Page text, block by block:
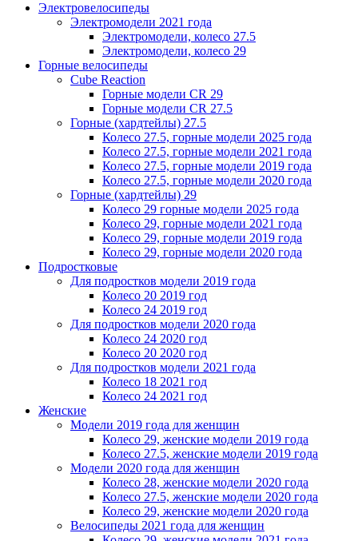
Электровелосипеды
Электромодели 2021 года
Электромодели, колесо 27.5
Электромодели, колесо 29
Горные велосипеды
Cube Reaction
Горные модели CR 29
Горные модели CR 27.5
Горные (хардтейлы) 27.5
Колесо 27.5, горные модели 2025 года
Колесо 27.5, горные модели 2021 года
Колесо 27.5, горные модели 2019 года
Колесо 27.5, горные модели 2020 года
Горные (хардтейлы) 29
Колесо 29 горные модели 2025 года
Колесо 29, горные модели 2021 года
Колесо 29, горные модели 2019 года
Колесо 29, горные модели 2020 года
Подростковые
Для подростков модели 2019 года
Колесо 20 2019 год
Колесо 24 2019 год
Для подростков модели 2020 года
Колесо 24 2020 год
Колесо 20 2020 год
Для подростков модели 2021 года
Колесо 18 2021 год
Колесо 24 2021 год
Женскиe
Модели 2019 года для женщин
Колесо 29, женские модели 2019 года
Колесо 27.5, женские модели 2019 года
Модели 2020 года для женщин
Колесо 28, женские модели 2020 года
Колесо 27.5, женские модели 2020 года
Колесо 29, женские модели 2020 года
Велосипеды 2021 года для женщин